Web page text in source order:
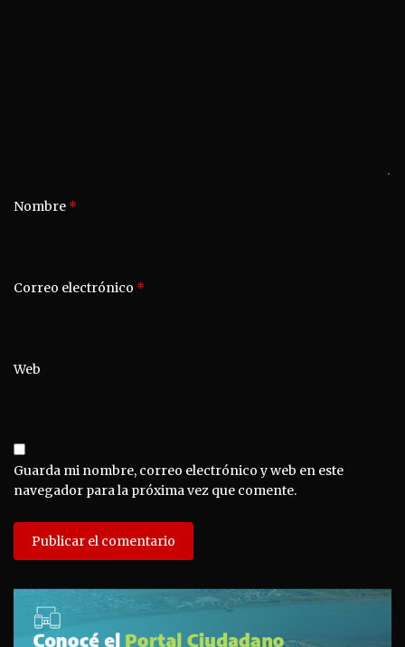
Nombre *
Correo electrónico *
Web
Guarda mi nombre, correo electrónico y web en este
navegador para la próxima vez que comente.